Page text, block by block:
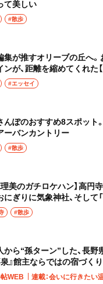
て美しい
#散歩
集が推すオリーブの丘へ
ンが、距離を縮めてくれた
】#エッセイ
んぽのおすすめ8スポット
ーバンカントリー
#散歩
理美のガチロケハン】高円
にぎりに気象神社、そして
#散歩
から“孫ターン”した、長野
泉』館主ならではの宿づく
WEB 連載：会いに行きたい